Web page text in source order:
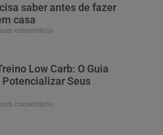
saber antes de fazer
casa
comentário
Low Carb: O Guia
Seus
comentário